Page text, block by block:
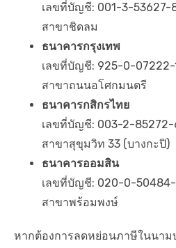
เลขที่บัญชี: 001-3-53627-
สาขาชิดลม
ธนาคารกรุงเทพ
เลขที่บัญชี: 925-0-07222-
สาขาถนนอโศกมนตรี
ธนาคารกสิกรไทย
เลขที่บัญชี: 003-2-85272-
สาขาสุขุมวิท 33 (บางกะปิ)
ธนาคารออมสิน
เลขที่บัญชี: 020-0-
สาขาพร้อมพงษ์
หากต้องการลดหย่อนภาษีในนา